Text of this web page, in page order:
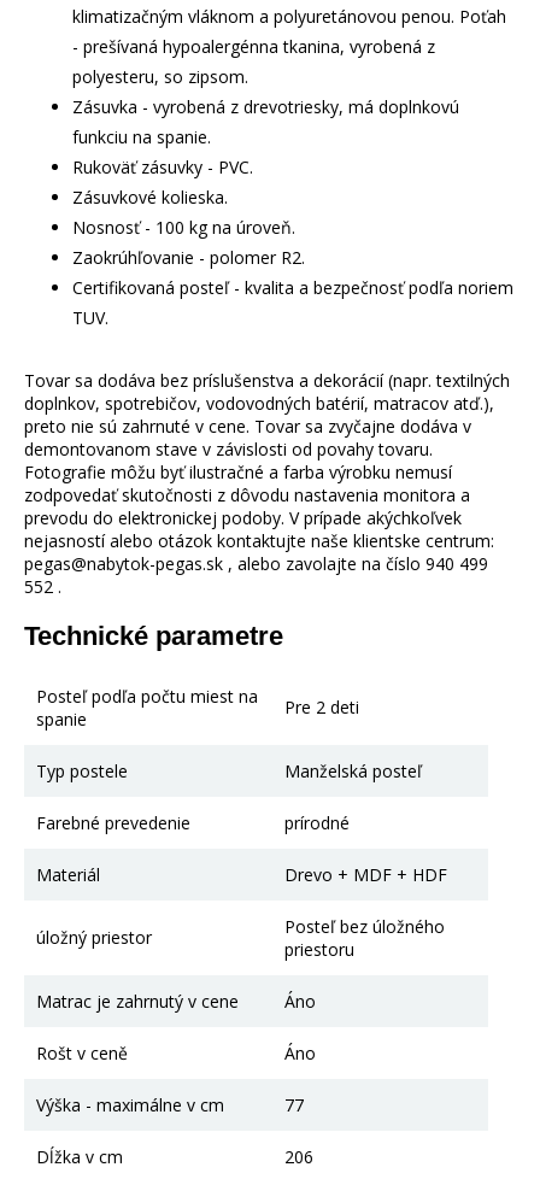
klimatizačným vláknom a polyuretánovou penou. Poťah
- prešívaná hypoalergénna tkanina, vyrobená z
polyesteru, so zipsom.
Zásuvka - vyrobená z drevotriesky, má doplnkovú
funkciu na spanie.
Rukoväť zásuvky - PVC.
Zásuvkové kolieska.
Nosnosť - 100 kg na úroveň.
Zaokrúhľovanie - polomer R2.
Certifikovaná posteľ - kvalita a bezpečnosť podľa noriem
TUV.
Tovar sa dodáva bez príslušenstva a dekorácií (napr. textilných
doplnkov, spotrebičov, vodovodných batérií, matracov atď.),
preto nie sú zahrnuté v cene. Tovar sa zvyčajne dodáva v
demontovanom stave v závislosti od povahy tovaru.
Fotografie môžu byť ilustračné a farba výrobku nemusí
zodpovedať skutočnosti z dôvodu nastavenia monitora a
prevodu do elektronickej podoby. V prípade akýchkoľvek
nejasností alebo otázok kontaktujte naše klientske centrum:
pegas@nabytok-pegas.sk , alebo zavolajte na číslo 940 499
552 .
Technické parametre
Posteľ podľa počtu miest na
spanie
Pre 2 deti
Typ postele Manželská posteľ
Farebné prevedenie prírodné
Materiál Drevo + MDF + HDF
úložný priestor
Posteľ bez úložného
priestoru
Matrac je zahrnutý v cene Áno
Rošt v ceně Áno
Výška - maximálne v cm 77
Dĺžka v cm 206